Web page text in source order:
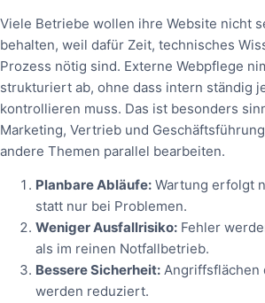
Viele Betriebe wollen ihre Website nicht
behalten, weil dafür Zeit, technisches
Prozess nötig sind. Externe Webpflege
strukturiert ab, ohne dass intern ständig
kontrollieren muss. Das ist besonders
Marketing, Vertrieb und
andere Themen parallel bearbeiten.
Planbare Abläufe: Wartung erfolgt
statt nur bei Problemen.
Weniger Ausfallrisiko: Fehler
als im reinen Notfallbetrieb.
Bessere Sicherheit: Angriffsflächen
werden reduziert.